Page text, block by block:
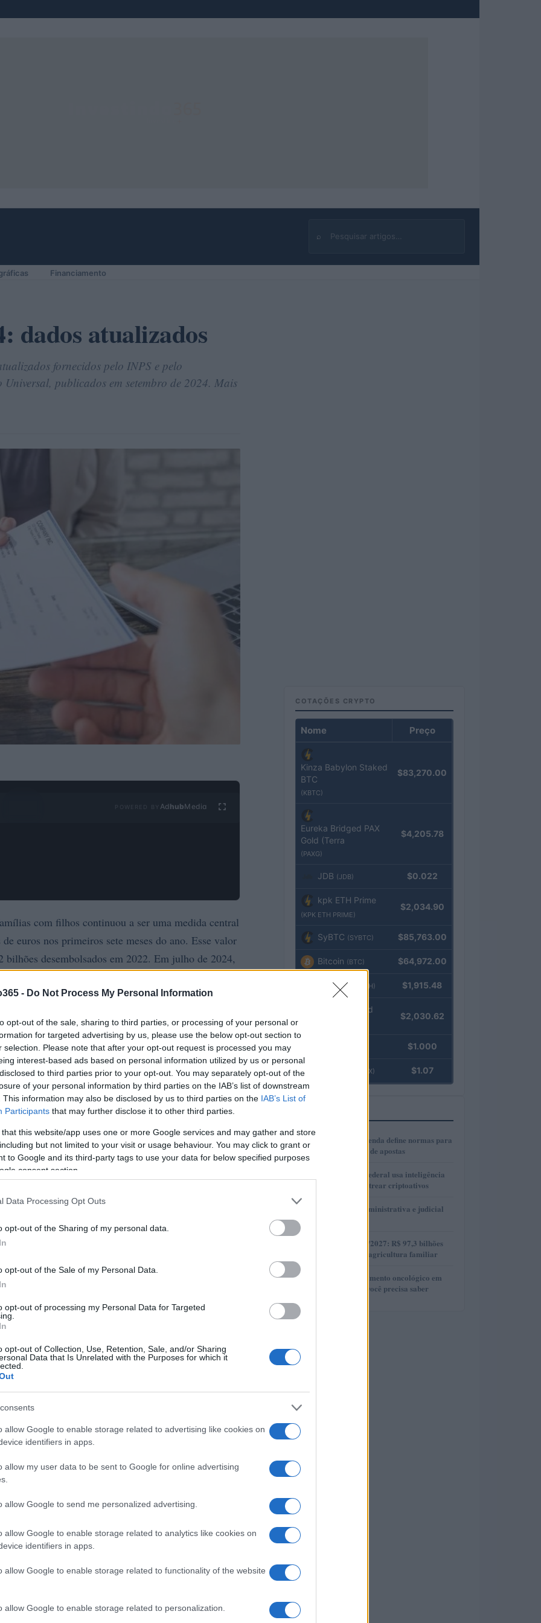
- Do Not Process My Personal Information
opt-out of the sale, sharing to third parties, or processing of your personal or
for targeted advertising by us, please use the below opt-out section to
selection. Please note that after your opt-out request is processed you may
interest-based ads based on personal information utilized by us or personal
to third parties prior to your opt-out. You may separately opt-out of the
of your personal information by third parties on the IAB’s list of downstream
This information may also be disclosed by us to third parties on the IAB’s List of
Participants that may further disclose it to other third parties.
that this website/app uses one or more Google services and may gather and store
but not limited to your visit or usage behaviour. You may click to grant or
to Google and its third-party tags to use your data for below specified purposes
consent section.
Data Processing Opt Outs
opt-out of the Sharing of my personal data.
opt-out of the Sale of my Personal Data.
opt-out of processing my Personal Data for Targeted
opt-out of Collection, Use, Retention, Sale, and/or Sharing
Data that Is Unrelated with the Purposes for which it
allow Google to enable storage related to advertising like cookies on
identifiers in apps.
allow my user data to be sent to Google for online advertising
allow Google to send me personalized advertising.
allow Google to enable storage related to analytics like cookies on
identifiers in apps.
allow Google to enable storage related to functionality of the website
allow Google to enable storage related to personalization.
⌕
Buscar
Financiamento
dados atualizados
fornecidos pelo INPS e pelo
publicados em setembro de 2024. Mais
Ad hubMedia
com filhos continuou a ser uma medida central
euros nos primeiros sete meses do ano. Esse valor
bilhões desembolsados em 2022. Em julho de 2024,
beneficiando cerca
fornecidos pelo INPS e pelo Observatório
em setembro de 2024.
2024
representa o principal apoio econômico para
do sétimo mês de gravidez e até o 21º ano de
17 de setembro de 2024, o INPS publicou um
até o mês de julho de
COTAÇÕES CRYPTO
Nome Preço
Kinza Babylon Staked
BTC
(KBTC)
$83,270.00
Eureka Bridged PAX
Gold (Terra
(PAXG)
$4,205.78
JDB (JDB) $0.022
kpk ETH Prime
(KPK ETH PRIME)
$2,034.90
SyBTC (SYBTC) $85,763.00
Bitcoin (BTC) $64,972.00
Ethereum (ETH) $1,915.48
kpk ETH Yield
$2,030.62
$1.000
(USDEX) $1.07
1
Ministério da Fazenda define normas para
anúncios de casas de apostas
2
Como a Receita Federal usa inteligência
artificial para rastrear criptoativos
3
Guia de defesa administrativa e judicial
Plano Safra 2026/2027: R$ 97,3 bilhões
para fortalecer a agricultura familiar
5
Direito ao esquecimento oncológico em
2024: tudo o que você precisa saber